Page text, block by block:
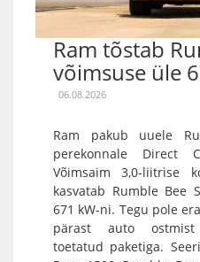
Ram tõstab
võimsuse üle
06.08.2026
Ram pakub uuele
perekonnale Direct
Võimsaim 3,0-liitrise
kasvatab Rumble Bee
671 kW-ni. Tegu pole
pärast auto ostmist
toetatud paketiga.